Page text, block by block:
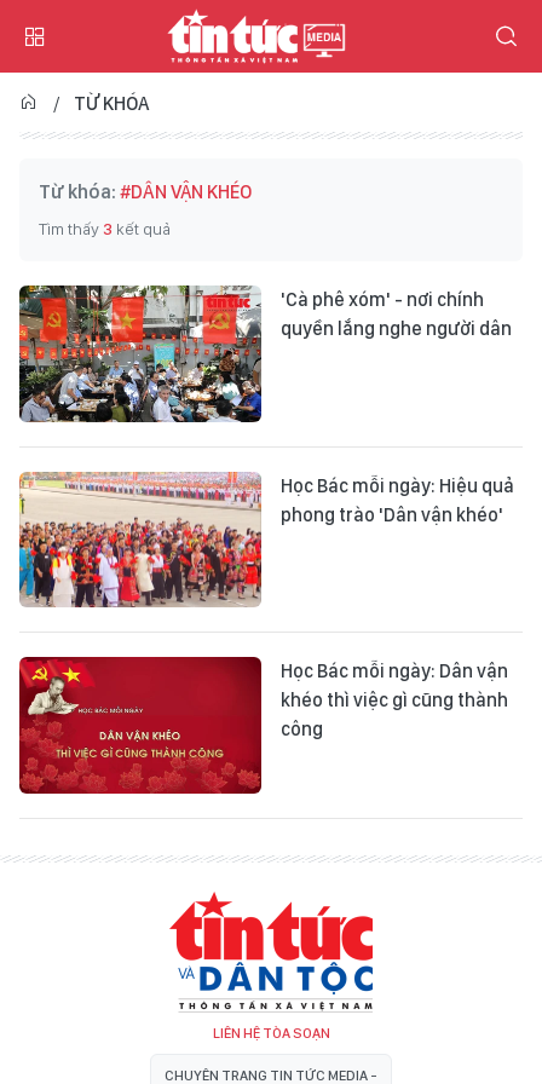
TỪ KHÓA
Từ khóa: #DÂN VẬN KHÉO
Tìm thấy 3 kết quả
'Cà phê xóm' - nơi chính
quyền lắng nghe người dân
Học Bác mỗi ngày: Hiệu quả
phong trào 'Dân vận khéo'
Học Bác mỗi ngày: Dân vận
khéo thì việc gì cũng thành
công
LIÊN HỆ TÒA SOẠN
CHUYÊN TRANG TIN TỨC MEDIA -